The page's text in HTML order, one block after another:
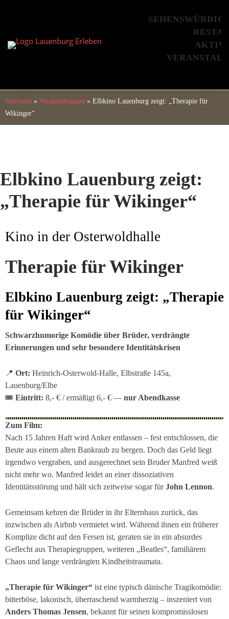
Startseite » Veranstaltungen » Elbkino Lauenburg zeigt: „Therapie für
Wikinger“
Elbkino Lauenburg zeigt:
„Therapie für Wikinger“
Kino in der Osterwoldhalle
Therapie für Wikinger
Elbkino Lauenburg zeigt: „Therapie
für Wikinger“
Schwarzhumorige Komödie über Brüder, verdrängte
Erinnerungen und sehr besondere Identitätskrisen
📍 Ort: Heinrich-Osterwold-Halle, Elbstraße 145a,
Lauenburg/Elbe
🎟 Eintritt: 8,- € / ermäßigt 6,- € — nur Abendkasse
Zum Film:
Nach 15 Jahren Haft wird Anker entlassen – fest entschlossen, die
Beute aus einem alten Bankraub zu bergen. Doch das Geld liegt
irgendwo vergraben, und ausgerechnet sein Bruder Manfred weiß
nicht mehr wo. Manfred leidet an einer dissoziativen
Identitätsstörung und hält sich zeitweise sogar fürJohn Lennon.
Gemeinsam kehren die Brüder in ihr Elternhaus zurück, das
inzwischen als Airbnb vermietet wird. Während ihnen ein früherer
Komplize dicht auf den Fersen ist, geraten sie in ein absurdes
Geflecht aus Therapiegruppen, weiteren „Beatles“, familiärem
Chaos und lange verdrängten Kindheitstraumata.
„Therapie für Wikinger“ ist eine typisch dänische Tragikomödie:
bitterböse, lakonisch, überraschend warmherzig – inszeniert von
Anders Thomas Jensen, bekannt für seinen kompromisslosen